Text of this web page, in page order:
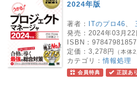
2024年版
著者： ITのプロ46
発売： 2024年03月22
ISBN：
定価： 3,278円 （本体
カテゴリ：情報処理
会員特典 正誤あり